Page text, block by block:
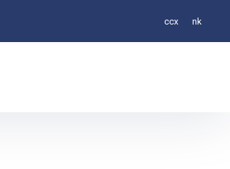
ccx nk